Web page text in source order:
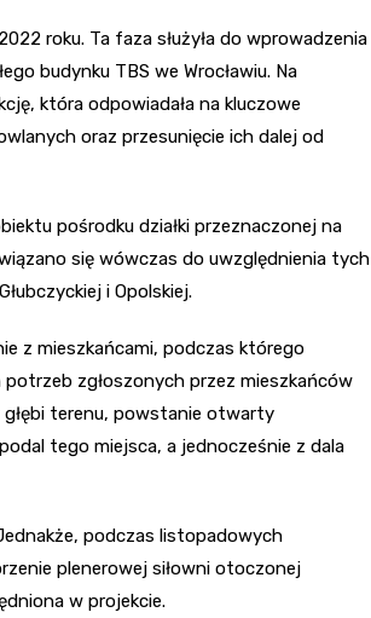
roku. Ta faza służyła do wprowadzenia
budynku TBS we Wrocławiu. Na
która odpowiadała na kluczowe
oraz przesunięcie ich dalej od
pośrodku działki przeznaczonej na
się wówczas do uwzględnienia tych
i Opolskiej.
z mieszkańcami, podczas którego
zgłoszonych przez mieszkańców
terenu, powstanie otwarty
tego miejsca, a jednocześnie z dala
podczas listopadowych
plenerowej siłowni otoczonej
w projekcie.